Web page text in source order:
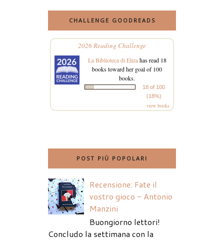
CHALLENGE GOODREADS
2026 Reading Challenge
La Biblioteca di Elizahas read 18
books toward her goal of 100
books.
18 of 100
(18%)
view books
POST PIÙ POPOLARI
Recensione: Fate il
vostro gioco - Antonio
Manzini
Buongiorno lettori!
Concludo la settimana con la